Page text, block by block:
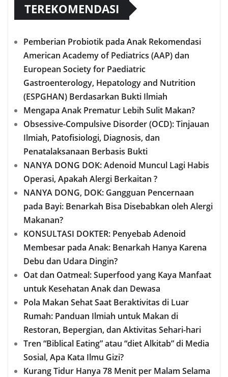
TEREKOMENDASI
Pemberian Probiotik pada Anak Rekomendasi
American Academy of Pediatrics (AAP) dan
European Society for Paediatric
Gastroenterology, Hepatology and Nutrition
(ESPGHAN) Berdasarkan Bukti Ilmiah
Mengapa Anak Prematur Lebih Sulit Makan?
Obsessive-Compulsive Disorder (OCD): Tinjauan
Ilmiah, Patofisiologi, Diagnosis, dan
Penatalaksanaan Berbasis Bukti
NANYA DONG DOK: Adenoid Muncul Lagi Habis
Operasi, Apakah Alergi Berkaitan ?
NANYA DONG, DOK: Gangguan Pencernaan
pada Bayi: Benarkah Bisa Disebabkan oleh Alergi
Makanan?
KONSULTASI DOKTER: Penyebab Adenoid
Membesar pada Anak: Benarkah Hanya Karena
Debu dan Udara Dingin?
Oat dan Oatmeal: Superfood yang Kaya Manfaat
untuk Kesehatan Anak dan Dewasa
Pola Makan Sehat Saat Beraktivitas di Luar
Rumah: Panduan Ilmiah untuk Makan di
Restoran, Bepergian, dan Aktivitas Sehari-hari
Tren “Biblical Eating” atau “diet Alkitab” di Media
Sosial, Apa Kata Ilmu Gizi?
Kurang Tidur Hanya 78 Menit per Malam Selama